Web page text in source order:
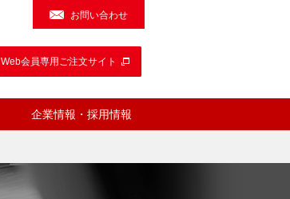
お問い合わせ
Web会員専用ご注文サイト
企業情報・採用情報